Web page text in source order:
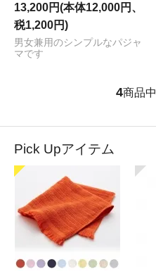
13,200円(本体12,000円、
税1,200円)
男女兼用のシンプルなパジャ
マです
4商品中
Pick Upアイテム